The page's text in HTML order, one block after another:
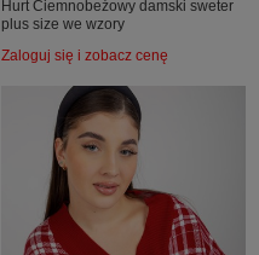
Hurt Ciemnobeżowy damski sweter
plus size we wzory
Zaloguj się i zobacz cenę